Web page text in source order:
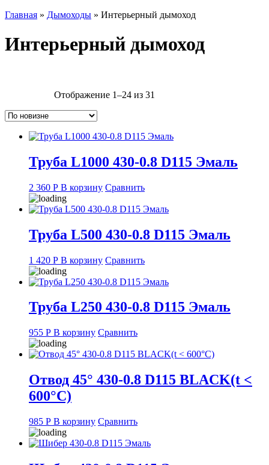
Главная » Дымоходы » Интерьерный дымоход
Интерьерный дымоход
Отображение 1–24 из 31
Труба L1000 430-0.8 D115 Эмаль
2 360 Р В корзину Сравнить
Труба L500 430-0.8 D115 Эмаль
1 420 Р В корзину Сравнить
Труба L250 430-0.8 D115 Эмаль
955 Р В корзину Сравнить
Отвод 45° 430-0.8 D115 BLACK(t <
600°С)
985 Р В корзину Сравнить